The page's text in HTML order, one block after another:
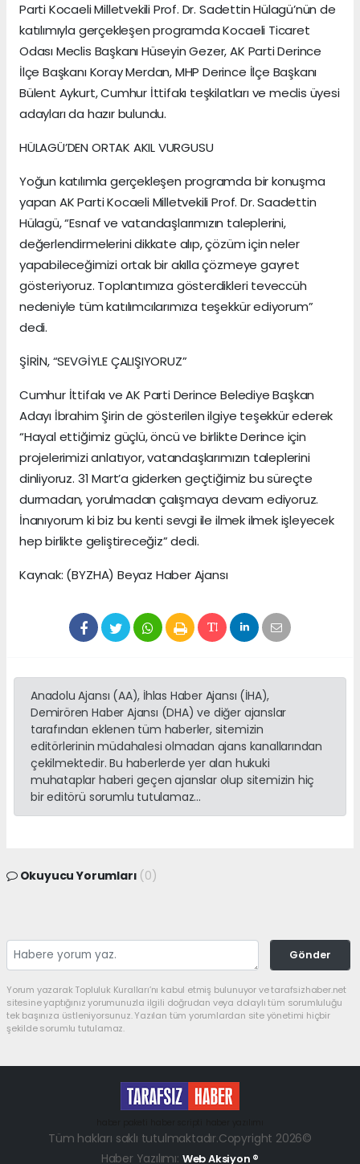
Parti Kocaeli Milletvekili Prof. Dr. Sadettin Hülagü’nün de
katılımıyla gerçekleşen programda Kocaeli Ticaret
Odası Meclis Başkanı Hüseyin Gezer, AK Parti Derince
İlçe Başkanı Koray Merdan, MHP Derince İlçe Başkanı
Bülent Aykurt, Cumhur İttifakı teşkilatları ve meclis üyesi
adayları da hazır bulundu.
HÜLAGÜ’DEN ORTAK AKIL VURGUSU
Yoğun katılımla gerçekleşen programda bir konuşma
yapan AK Parti Kocaeli Milletvekili Prof. Dr. Saadettin
Hülagü, “Esnaf ve vatandaşlarımızın taleplerini,
değerlendirmelerini dikkate alıp, çözüm için neler
yapabileceğimizi ortak bir akılla çözmeye gayret
gösteriyoruz. Toplantımıza gösterdikleri teveccüh
nedeniyle tüm katılımcılarımıza teşekkür ediyorum”
dedi.
ŞİRİN, “SEVGİYLE ÇALIŞIYORUZ”
Cumhur İttifakı ve AK Parti Derince Belediye Başkan
Adayı İbrahim Şirin de gösterilen ilgiye teşekkür ederek
“Hayal ettiğimiz güçlü, öncü ve birlikte Derince için
projelerimizi anlatıyor, vatandaşlarımızın taleplerini
dinliyoruz. 31 Mart’a giderken geçtiğimiz bu süreçte
durmadan, yorulmadan çalışmaya devam ediyoruz.
İnanıyorum ki biz bu kenti sevgi ile ilmek ilmek işleyecek
hep birlikte geliştireceğiz” dedi.
Kaynak: (BYZHA) Beyaz Haber Ajansı
Anadolu Ajansı (AA), İhlas Haber Ajansı (İHA),
Demirören Haber Ajansı (DHA) ve diğer ajanslar
tarafından eklenen tüm haberler, sitemizin
editörlerinin müdahalesi olmadan ajans kanallarından
çekilmektedir. Bu haberlerde yer alan hukuki
muhataplar haberi geçen ajanslar olup sitemizin hiç
bir editörü sorumlu tutulamaz...
Okuyucu Yorumları (0)
Gönder
Yorum yazarak Topluluk Kuralları’nı kabul etmiş bulunuyor ve tarafsizhaber.net
sitesine yaptığınız yorumunuzla ilgili doğrudan veya dolaylı tüm sorumluluğu
tek başınıza üstleniyorsunuz. Yazılan tüm yorumlardan site yönetimi hiçbir
şekilde sorumlu tutulamaz.
Tüm hakları saklı tutulmaktadır.Copyright 2026©
Haber Yazılımı: Web Aksiyon ®